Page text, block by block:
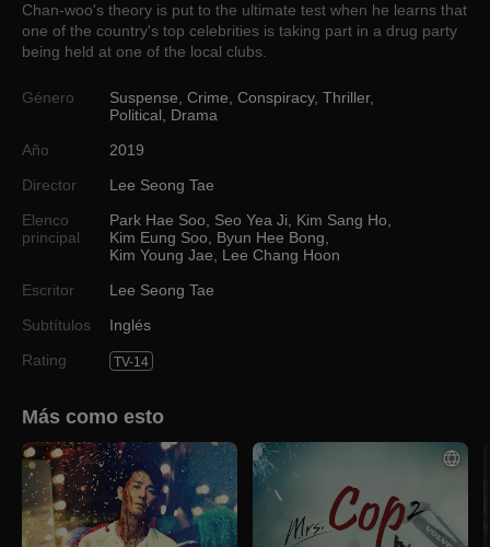
Chan-woo's theory is put to the ultimate test when he learns that
one of the country's top celebrities is taking part in a drug party
being held at one of the local clubs.
Género Suspense Crime Conspiracy, Thriller,
Political
Drama
Año
2019
Director
Lee Seong Tae
Elenco
principal
Park Hae Soo Seo Yea Ji Kim Sang Ho
Kim Eung Soo
Byun Hee Bong
Kim Young Jae
Lee Chang Hoon
Escritor
Lee Seong Tae
Subtítulos
Inglés
Rating
TV-14
Más como esto